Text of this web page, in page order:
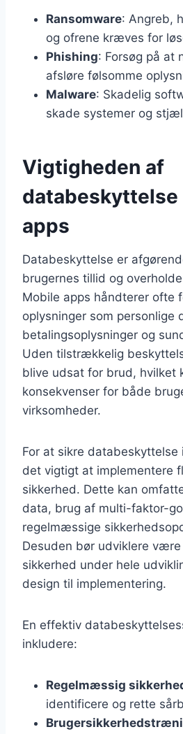
Ransomware: Angreb,
og ofrene kræves for
Phishing: Forsøg på at
afsløre følsomme
Malware: Skadelig
skade systemer og
Vigtigheden af
databeskyttelse
apps
Databeskyttelse er
brugernes tillid og
Mobile apps håndterer ofte
oplysninger som personlige
betalingsoplysninger og
Uden tilstrækkelig
blive udsat for brud, hvilket
konsekvenser for både
virksomheder.
For at sikre databeskyttelse
det vigtigt at implementere
sikkerhed. Dette kan
data, brug af multi-faktor-
regelmæssige
Desuden bør udviklere
sikkerhed under hele
design til implementering.
En effektiv
inkludere:
Regelmæssig
identificere og rette